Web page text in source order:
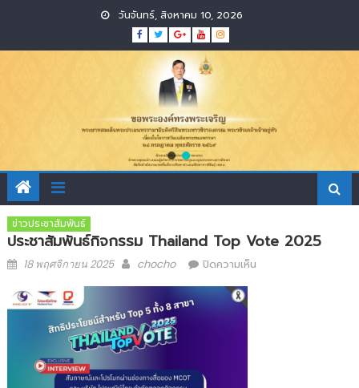
content
วันจันทร์, สิงหาคม 10, 2026
ข่าวประชาสัมพันธ์
ประชาสัมพันธ์กิจกรรม Thailand Top Vote 2025
Posted
18 พฤศจิกายน 2025 Author
chocho ปิดความเห็นบน